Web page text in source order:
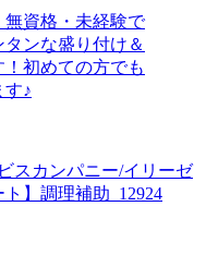
資格・未経験で
ンな盛り付け＆
初めての方でも
す♪
スカンパニー/イリーゼ
】調理補助_12924